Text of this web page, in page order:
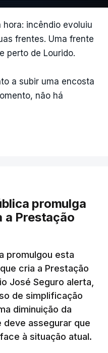
incêndio evoluiu
frentes. Uma frente
perto de Lourido.
a subir uma encosta
não há
promulga
a Prestação
promulgou esta
cria a Prestação
José Seguro alerta,
de simplificação
diminuição da
assegurar que
à situação atual.